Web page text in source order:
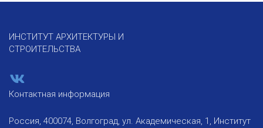
ИНСТИТУТ АРХИТЕКТУРЫ И
СТРОИТЕЛЬСТВА
Контактная информация
Россия, 400074, Волгоград, ул. Академическая, 1, Институт